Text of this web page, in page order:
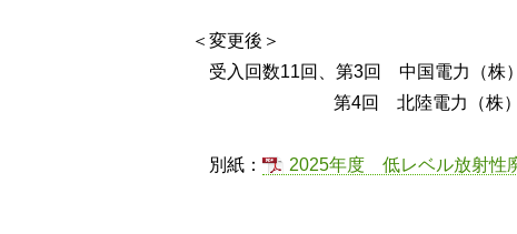
＜変更後＞
受入回数11回、第3回 中国電力（株
第4回 北陸電力（株）志賀
別紙： 2025年度 低レベル放射性